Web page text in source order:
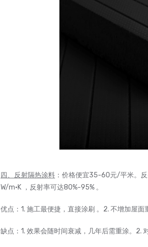
四、反射隔热涂料 ：价格便宜35-60元/平米。
W/m·K ，反射率可达80%-95% 。
优点：1. 施工最便捷，直接涂刷 。2. 不增加屋
缺点：1. 效果会随时间衰减，几年后需重涂。2.